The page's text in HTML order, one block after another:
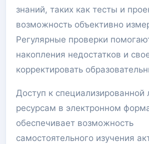
знаний, таких как тесты и
возможность объективно
Регулярные проверки
накопления недостатков и
корректировать
Доступ к специализированной
ресурсам в электронном
обеспечивает возможность
самостоятельного изучения